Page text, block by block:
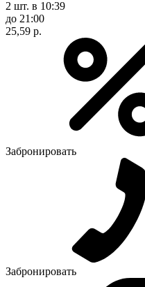
2 шт. в 10:39
до 21:00
25,59 р.
Забронировать
Забронировать